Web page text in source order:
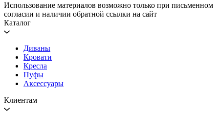
Использование материалов возможно только при письменном
согласии и наличии обратной ссылки на сайт
Каталог
Диваны
Кровати
Кресла
Пуфы
Аксессуары
Клиентам